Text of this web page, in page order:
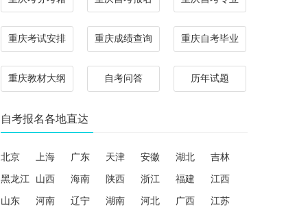
重庆考试安排 重庆成绩查询 重庆自考毕业
重庆教材大纲 自考问答 历年试题
自考报名各地直达
北京 上海 广东 天津 安徽 湖北 吉林
黑龙江 山西 海南 陕西 浙江 福建 江西
山东 河南 辽宁 湖南 河北 广西 江苏